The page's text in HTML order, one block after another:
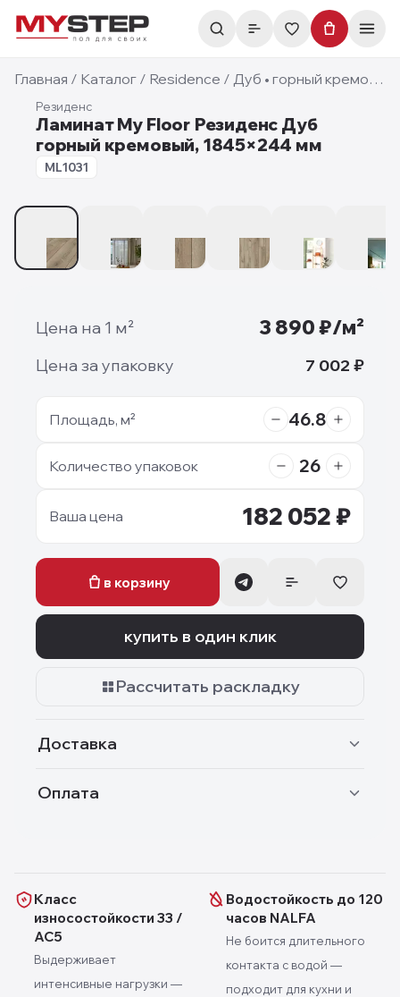
Главная / Каталог / Residence / Дуб • горный кремовый
10 мм
Резиденс
Ламинат My Floor Резиденс Дуб
горный кремовый, 1845×244 мм
ML1031
Цена на 1 м² 3 890₽/м²
Цена за упаковку 7 002 ₽
Площадь, м² 46.8
Количество упаковок 26
Ваша цена 182 052 ₽
в корзину
купить в один клик
Рассчитать раскладку
Доставка
Оплата
Класс
износостойкости 33 /
AC5
Выдерживает
интенсивные нагрузки —
Водостойкость до 120
часов NALFA
Не боится длительного
контакта с водой —
подходит для кухни и